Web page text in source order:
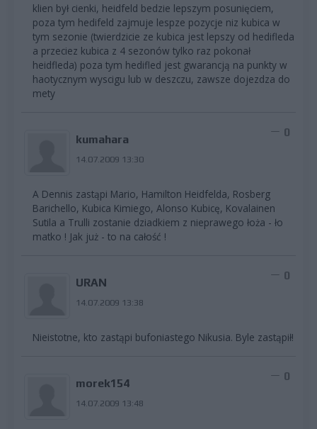
klien był cienki, heidfeld bedzie lepszym posunięciem,
poza tym hedifeld zajmuje lespze pozycje niz kubica w
tym sezonie (twierdzicie ze kubica jest lepszy od hedifleda
a przeciez kubica z 4 sezonów tylko raz pokonał
heidfleda) poza tym hedifled jest gwarancją na punkty w
haotycznym wyscigu lub w deszczu, zawsze dojezdza do
mety
kumahara
14.07.2009 13:30
0
A Dennis zastąpi Mario, Hamilton Heidfelda, Rosberg
Barichello, Kubica Kimiego, Alonso Kubicę, Kovalainen
Sutila a Trulli zostanie dziadkiem z nieprawego łoża - ło
matko ! Jak już - to na całość !
URAN
14.07.2009 13:38
0
Nieistotne, kto zastąpi bufoniastego Nikusia. Byle zastąpił!
morek154
14.07.2009 13:48
0